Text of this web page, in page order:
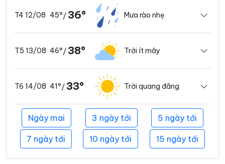
T4 12/08 45°/ 36° Mưa rào nhẹ
T5 13/08 46°/ 38° Trời ít mây
T6 14/08 41°/ 33° Trời quang đãng
Ngày mai 3 ngày tới 5 ngày tới
7 ngày tới 10 ngày tới 15 ngày tới